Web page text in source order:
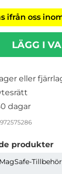
ifrån oss
LÄGG I
eller
dagar
produkter
MagSafe-Tillbehör